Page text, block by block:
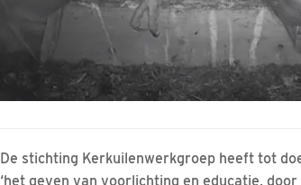
De stichting Kerkuilenwerkgroep heeft tot
‘het geven van voorlichting en educatie,